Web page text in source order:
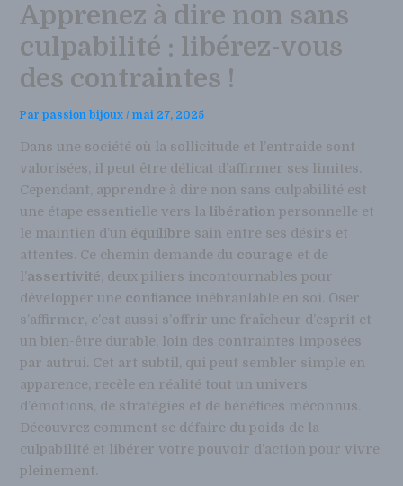
Apprenez à dire non sans
culpabilité : libérez-vous
des contraintes !
Parpassion bijoux/mai 27, 2025
Dans une société où la sollicitude et l’entraide sont
valorisées, il peut être délicat d’affirmer ses limites.
Cependant, apprendre à dire non sans culpabilité est
une étape essentielle vers lalibération personnelle et
le maintien d’un équilibre sain entre ses désirs et
attentes. Ce chemin demande du courage et de
l’assertivité, deux piliers incontournables pour
développer une confiance inébranlable en soi. Oser
s’affirmer, c’est aussi s’offrir une fraîcheur d’esprit et
un bien-être durable, loin des contraintes imposées
par autrui. Cet art subtil, qui peut sembler simple en
apparence, recèle en réalité tout un univers
d’émotions, de stratégies et de bénéfices méconnus.
Découvrez comment se défaire du poids de la
culpabilité et libérer votre pouvoir d’action pour vivre
pleinement.